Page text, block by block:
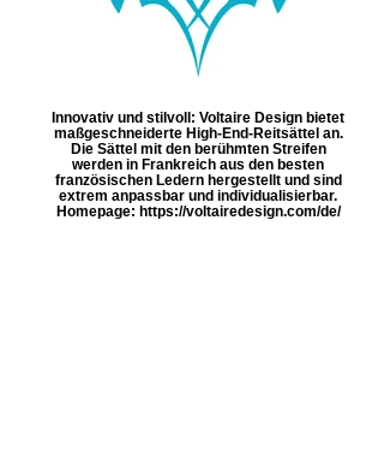
Innovativ und stilvoll: Voltaire Design bietet
maßgeschneiderte High-End-Reitsättel an.
Die Sättel mit den berühmten Streifen
werden in Frankreich aus den besten
französischen Ledern hergestellt und sind
extrem anpassbar und individualisierbar.
Homepage: https://voltairedesign.com/de/